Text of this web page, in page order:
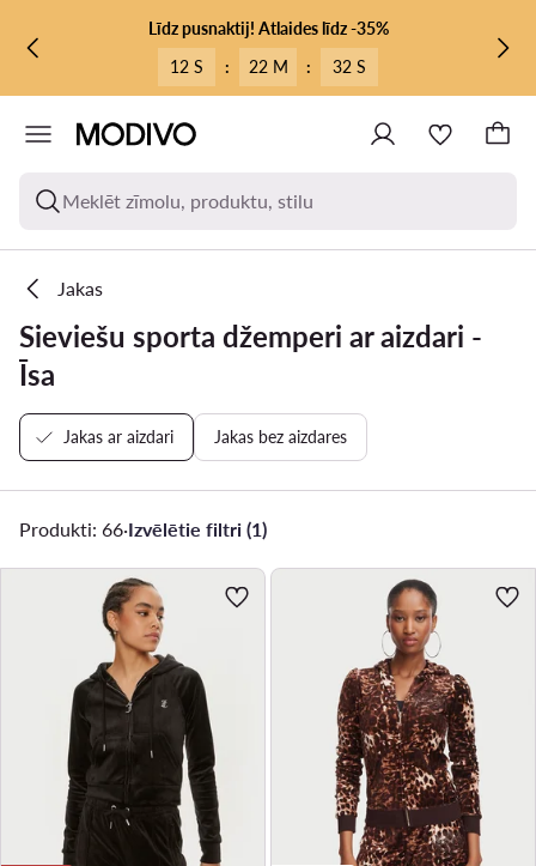
PĀRIET UZ GALVENO SATURU
PĀRIET UZ MEKLĒŠANULīdz pusnaktij! Atlaides līdz -35%
12 S
: 22 M : 31 S
Meklēt zīmolu, produktu, stilu
Jakas
Sieviešu sporta džemperi ar aizdari -
Īsa
Jakas ar aizdari Jakas bez aizdares
Produkti: 66·Izvēlētie filtri (1)